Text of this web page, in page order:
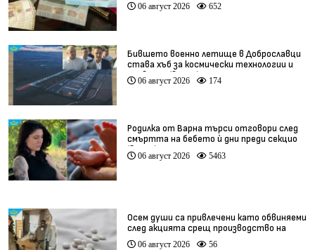
06 август 2026 652
Бившето военно летище в Доброславци
става хъб за космически технологии и
иновации (видео)
06 август 2026 174
Родилка от Варна търси отговори след
смъртта на бебето ѝ дни преди секцио
(видео)
06 август 2026 5463
Осем души са привлечени като обвиняеми
след акцията срещ производство на
фентанил
06 август 2026 56